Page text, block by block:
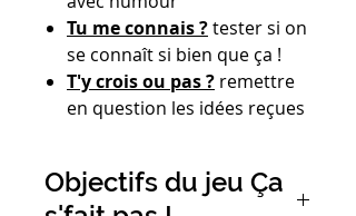
Tu me connais ?tester si on
se connaît si bien que ça !
T'y crois ou pas ? remettre
en question les idées reçues
Objectifs du jeu Ça